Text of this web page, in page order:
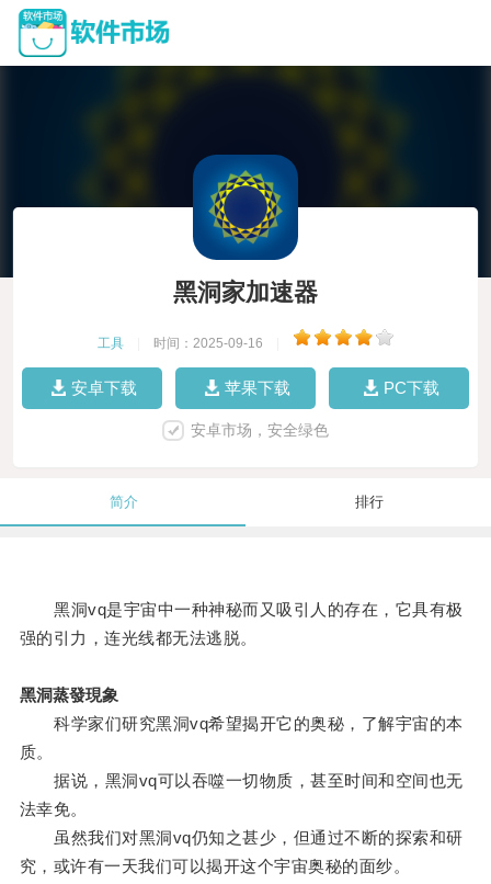
黑洞家加速器
工具 时间：2025-09-16
安卓下载 苹果下载 PC下载
安卓市场，安全绿色
简介 排行
黑洞vq是宇宙中一种神秘而又吸引人的存在，它具有极
强的引力，连光线都无法逃脱。
黑洞蒸發現象
科学家们研究黑洞vq希望揭开它的奥秘，了解宇宙的本
质。
据说，黑洞vq可以吞噬一切物质，甚至时间和空间也无
法幸免。
虽然我们对黑洞vq仍知之甚少，但通过不断的探索和研
究，或许有一天我们可以揭开这个宇宙奥秘的面纱。